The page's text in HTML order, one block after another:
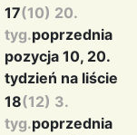
17(10) 20.
tyg.poprzednia
pozycja 10, 20.
tydzień na liście
18(12) 3.
tyg.poprzednia